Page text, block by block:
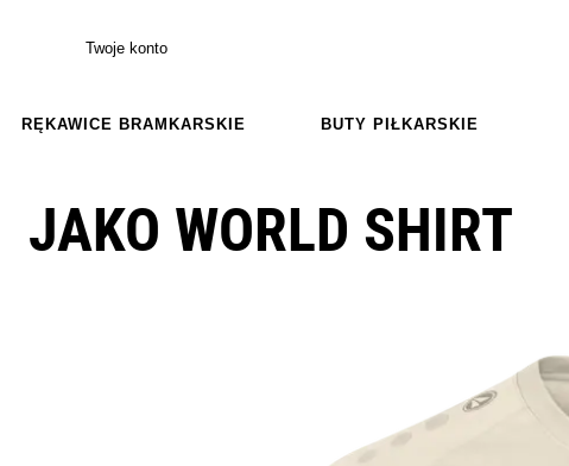
Twoje konto
RĘKAWICE BRAMKARSKIE BUTY PIŁKARSKIE
JAKO WORLD SHIRT